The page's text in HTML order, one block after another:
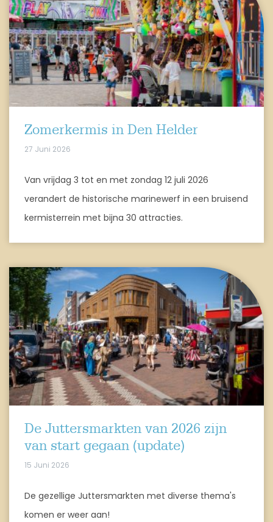
Zomerkermis in Den Helder
27 Juni 2026
Van vrijdag 3 tot en met zondag 12 juli 2026
verandert de historische marinewerf in een bruisend
kermisterrein met bijna 30 attracties.
De Juttersmarkten van 2026 zijn
van start gegaan (update)
15 Juni 2026
De gezellige Juttersmarkten met diverse thema's
komen er weer aan!